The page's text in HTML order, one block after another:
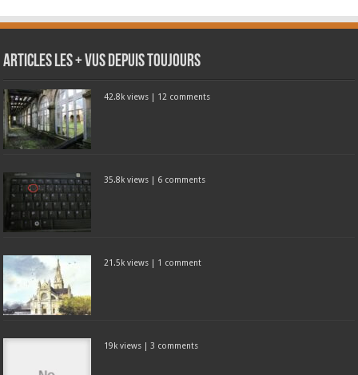
Articles les + vus depuis toujours
42.8k views | 12 comments
35.8k views | 6 comments
21.5k views | 1 comment
19k views | 3 comments